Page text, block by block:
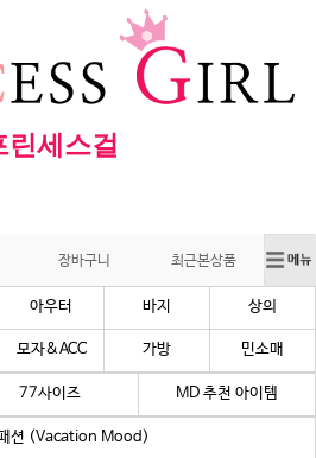
린세스걸
장바구니 최근본상품
아우터 바지 상의
모자&ACC 가방 민소매
77사이즈 MD 추천 아이템
션 (Vacation Mood)